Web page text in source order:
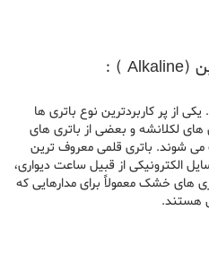
از پر کاربردترین نوع باتری ها
های لکلانشه و بعضی از باتری های
شوند. باتری قلمی معروف ترین
الکترونیکی از قبیل ساعت دیواری،
های خشک معمولاً برای مدارهایی که
هستند.